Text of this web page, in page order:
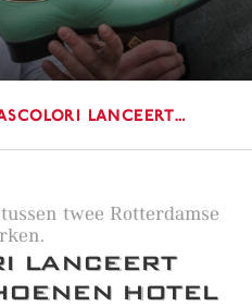
lanceert…
twee Rotterdamse
LANCEERT
HOTEL